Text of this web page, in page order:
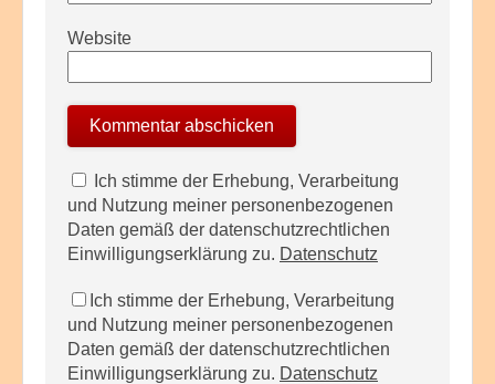
Website
Ich stimme der Erhebung, Verarbeitung
und Nutzung meiner personenbezogenen
Daten gemäß der datenschutzrechtlichen
Einwilligungserklärung zu. Datenschutz
Ich stimme der Erhebung, Verarbeitung
und Nutzung meiner personenbezogenen
Daten gemäß der datenschutzrechtlichen
Einwilligungserklärung zu. Datenschutz